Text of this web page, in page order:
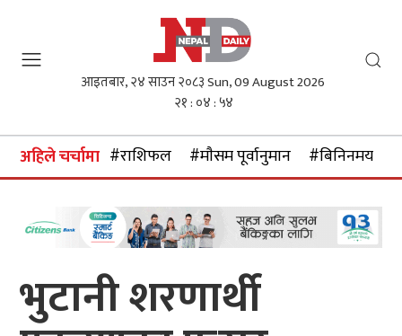
आइतबार, २४ साउन २०८३Sun, 09 August 2026
२१ : ०४ : ५४
अहिले चर्चामा #राशिफल #माैसम पूर्वानुमान #बिनिनमयदर
भुटानी शरणार्थी